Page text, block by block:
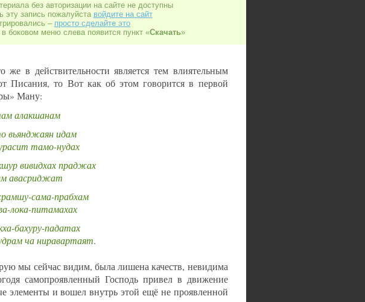
без авторизации на сайте не доступны
эту запись пожалуйста войдите на сайт
– просто сделайте это
боковом меню слева появится пункт «Скачать»
в действительности является тем влиятельным
Писания, то Вот как об этом говорится в первой
Ману:
алакшанам
вьянджаян идам
тамо-нудах
вивидхах праджах
авасриджат
сама-прабхам
лока-питамахах
бахуру-падатах
ча ниравартаят.
мы сейчас видим, была лишена качеств, невидима
самопроявленный Господь привел в движение
элементы и вошел внутрь этой ещё не проявленной